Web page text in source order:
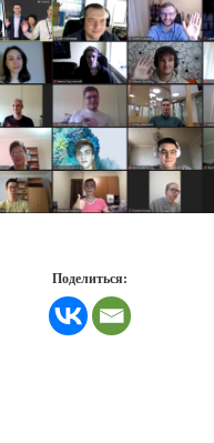
Поделиться: